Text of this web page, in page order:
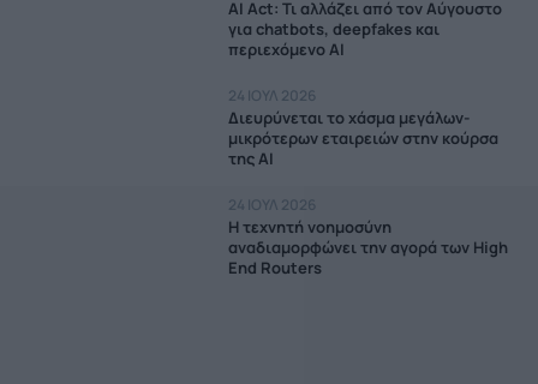
AI Act: Τι αλλάζει από τον Αύγουστο
για chatbots, deepfakes και
περιεχόμενο AI
24 ΙΟΥΛ 2026
Διευρύνεται το χάσμα μεγάλων-
μικρότερων εταιρειών στην κούρσα
της AI
24 ΙΟΥΛ 2026
Η τεχνητή νοημοσύνη
αναδιαμορφώνει την αγορά των High
End Routers